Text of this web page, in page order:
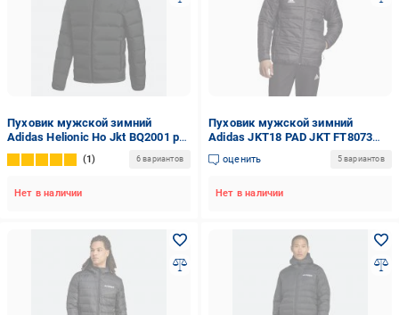
Пуховик мужской зимний
Adidas Helionic Ho Jkt BQ2001 р.S
черный
1 6 вариантов
Нет в наличии
Пуховик мужской зимний
Adidas JKT18 PAD JKT FT8073
р.2XL черный
оценить 5 вариантов
Нет в наличии